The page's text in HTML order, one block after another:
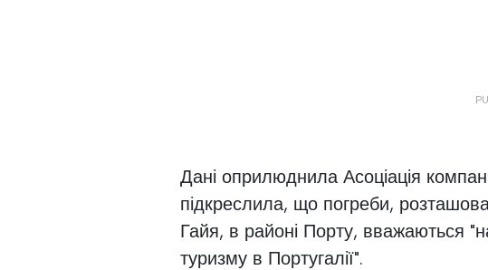
Дані оприлюднила Асоціація
підкреслила, що погреби,
Гайя, в районі Порту, вважаються
туризму в Португалії".